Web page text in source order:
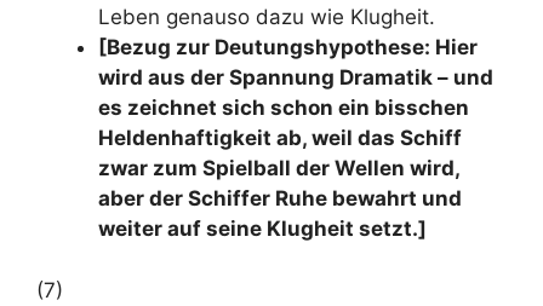
Leben genauso dazu wie Klugheit.
[Bezug zur Deutungshypothese: Hier
wird aus der Spannung Dramatik – und
es zeichnet sich schon ein bisschen
Heldenhaftigkeit ab, weil das Schiff
zwar zum Spielball der Wellen wird,
aber der Schiffer Ruhe bewahrt und
weiter auf seine Klugheit setzt.]
(7)